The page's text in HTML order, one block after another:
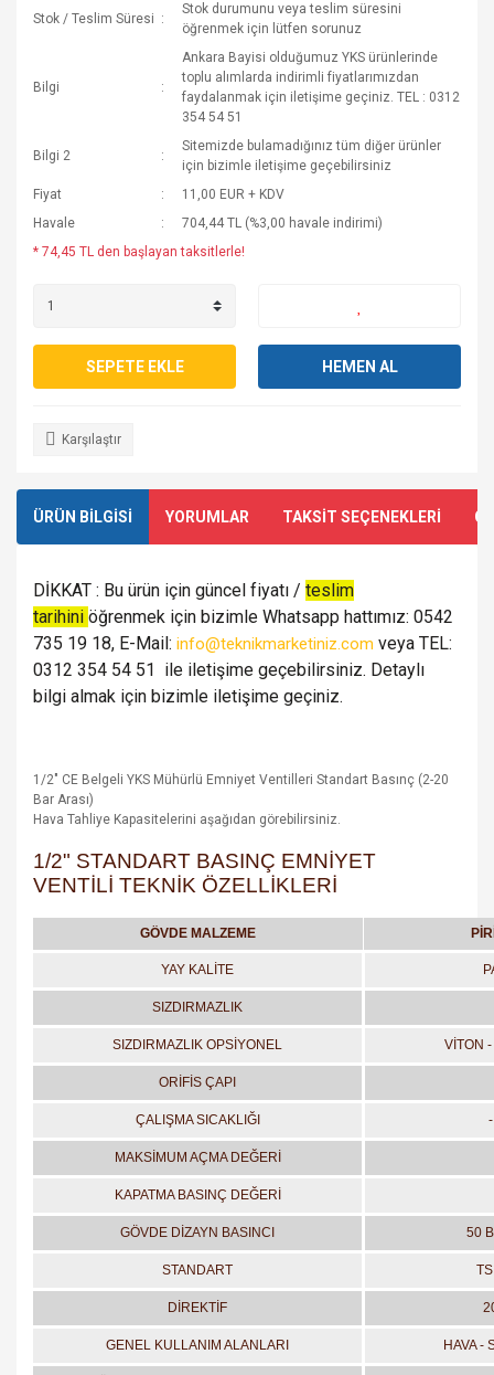
Stok / Teslim Süresi
Stok durumunu veya teslim süresini
öğrenmek için lütfen sorunuz
Bilgi
Ankara Bayisi olduğumuz YKS ürünlerinde
toplu alımlarda indirimli fiyatlarımızdan
faydalanmak için iletişime geçiniz. TEL : 0312
354 54 51
Bilgi 2
Sitemizde bulamadığınız tüm diğer ürünler
için bizimle iletişime geçebilirsiniz
Fiyat
11,00 EUR + KDV
Havale
704,44 TL (%3,00 havale indirimi)
* 74,45 TL den başlayan taksitlerle!
SEPETE EKLE HEMEN AL
Karşılaştır
ÜRÜN BİLGİSİ YORUMLAR TAKSİT SEÇENEKLERİ
DİKKAT : Bu ürün için güncel fiyatı / teslim
tarihini öğrenmek için bizimle Whatsapp hattımız: 0542
735 19 18, E-Mail: info@teknikmarketiniz.com veya TEL:
0312 354 54 51 ile iletişime geçebilirsiniz. Detaylı
bilgi almak için bizimle iletişime geçiniz.
1/2" CE Belgeli YKS Mühürlü Emniyet Ventilleri Standart Basınç (2-20
Bar Arası)
Hava Tahliye Kapasitelerini aşağıdan görebilirsiniz.
1/2" STANDART BASINÇ EMNİYET
VENTİLİ TEKNİK ÖZELLİKLERİ
GÖVDE MALZEME
YAY KALİTE
SIZDIRMAZLIK
SIZDIRMAZLIK OPSİYONEL VİTON
ORİFİS ÇAPI
ÇALIŞMA SICAKLIĞI
MAKSİMUM AÇMA DEĞERİ
KAPATMA BASINÇ DEĞERİ
GÖVDE DİZAYN BASINCI 50
STANDART
DİREKTİF
GENEL KULLANIM ALANLARI HAVA -